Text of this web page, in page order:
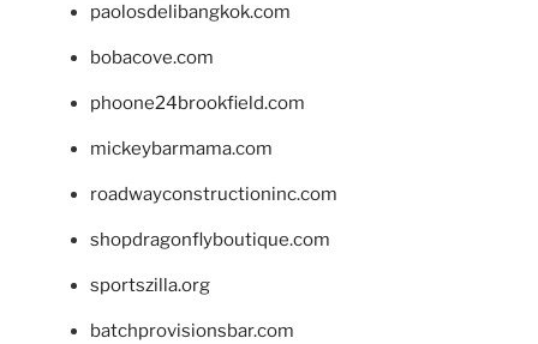
paolosdelibangkok.com
bobacove.com
phoone24brookfield.com
mickeybarmama.com
roadwayconstructioninc.com
shopdragonflyboutique.com
sportszilla.org
batchprovisionsbar.com